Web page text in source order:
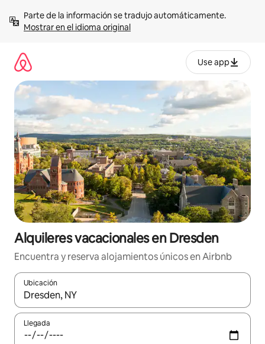
contenidoMostrar en el idioma original
Use app
Alquileres vacacionales en Dresden
Encuentra y reserva alojamientos únicos en Airbnb
Ubicación
Cuando los resultados estén disponibles, navega con las
Llegada